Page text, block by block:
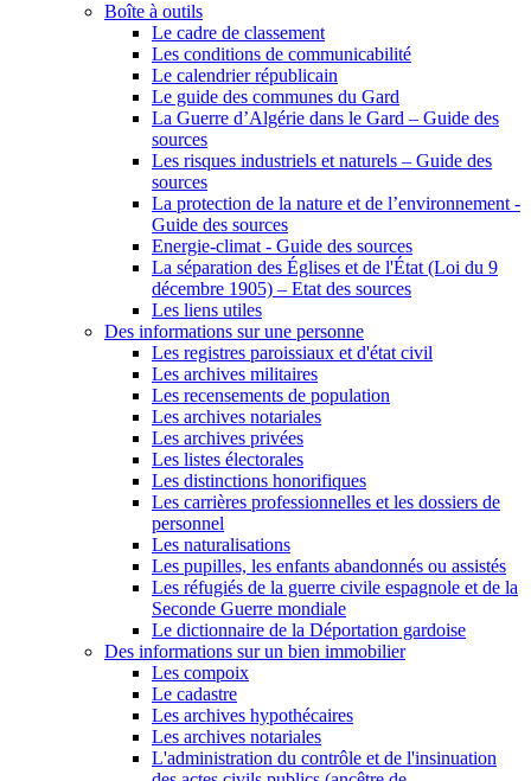
Boîte à outils
Le cadre de classement
Les conditions de communicabilité
Le calendrier républicain
Le guide des communes du Gard
La Guerre d’Algérie dans le Gard – Guide des
sources
Les risques industriels et naturels – Guide des
sources
La protection de la nature et de l’environnement -
Guide des sources
Energie-climat - Guide des sources
La séparation des Églises et de l'État (Loi du 9
décembre 1905) – Etat des sources
Les liens utiles
Des informations sur une personne
Les registres paroissiaux et d'état civil
Les archives militaires
Les recensements de population
Les archives notariales
Les archives privées
Les listes électorales
Les distinctions honorifiques
Les carrières professionnelles et les dossiers de
personnel
Les naturalisations
Les pupilles, les enfants abandonnés ou assistés
Les réfugiés de la guerre civile espagnole et de la
Seconde Guerre mondiale
Le dictionnaire de la Déportation gardoise
Des informations sur un bien immobilier
Les compoix
Le cadastre
Les archives hypothécaires
Les archives notariales
L'administration du contrôle et de l'insinuation